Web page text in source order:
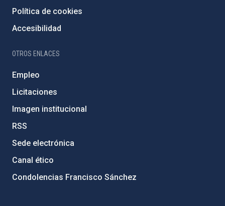
Política de cookies
Accesibilidad
OTROS ENLACES
Empleo
Licitaciones
Imagen institucional
RSS
Sede electrónica
Canal ético
Condolencias Francisco Sánchez